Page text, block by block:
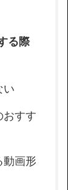
る際
い
すす
画形